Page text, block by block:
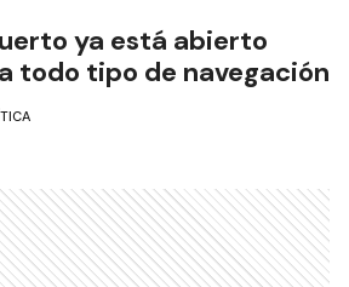
ya está abierto
todo tipo de navegación